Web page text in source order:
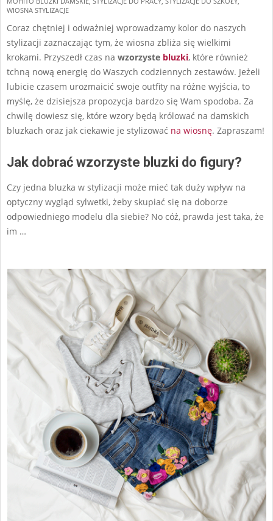
25
WIOSNA STYLIZACJE
Coraz chętniej i odważniej wprowadzamy kolor do naszych
stylizacji zaznaczając tym, że wiosna zbliża się wielkimi
krokami. Przyszedł czas na wzorzyste bluzki, które również
tchną nową energię do Waszych codziennych zestawów. Jeżeli
lubicie czasem urozmaicić swoje outfity na różne wyjścia, to
myślę, że dzisiejsza propozycja bardzo się Wam spodoba. Za
chwilę dowiesz się, które wzory będą królować na damskich
bluzkach oraz jak ciekawie je stylizować na wiosnę. Zapraszam!
Jak dobrać wzorzyste bluzki do figury?
Czy jedna bluzka w stylizacji może mieć tak duży wpływ na
optyczny wygląd sylwetki, żeby skupiać się na doborze
odpowiedniego modelu dla siebie? No cóż, prawda jest taka, że
im …